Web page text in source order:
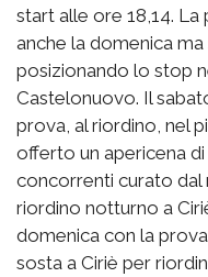
start alle ore 18,14.
anche la domenica
posizionando lo stop
Castelonuovo. Il
prova, al riordino, nel
offerto un apericena
concorrenti curato dal
riordino notturno a
domenica con la
sosta a Ciriè per